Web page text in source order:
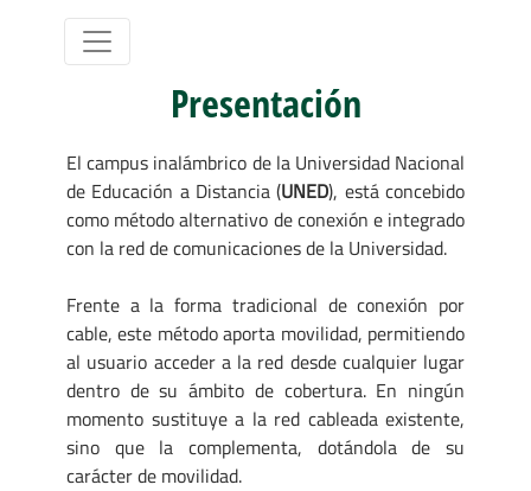
Presentación
El campus inalámbrico de la Universidad Nacional
de Educación a Distancia (UNED), está concebido
como método alternativo de conexión e integrado
con la red de comunicaciones de la Universidad.
Frente a la forma tradicional de conexión por
cable, este método aporta movilidad, permitiendo
al usuario acceder a la red desde cualquier lugar
dentro de su ámbito de cobertura. En ningún
momento sustituye a la red cableada existente,
sino que la complementa, dotándola de su
carácter de movilidad.